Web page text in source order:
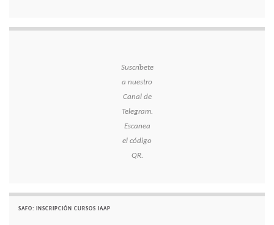
Suscríbete
a nuestro
Canal de
Telegram.
Escanea
el código
QR.
SAFO: INSCRIPCIÓN CURSOS IAAP